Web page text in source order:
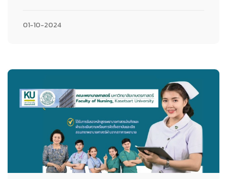
01-10-2024